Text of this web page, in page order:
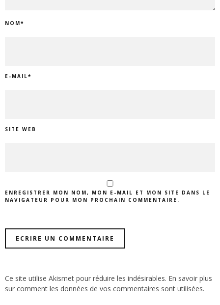
NOM*
E-MAIL*
SITE WEB
ENREGISTRER MON NOM, MON E-MAIL ET MON SITE DANS LE
NAVIGATEUR POUR MON PROCHAIN COMMENTAIRE.
Ce site utilise Akismet pour réduire les indésirables. En savoir plus
sur comment les données de vos commentaires sont utilisées.